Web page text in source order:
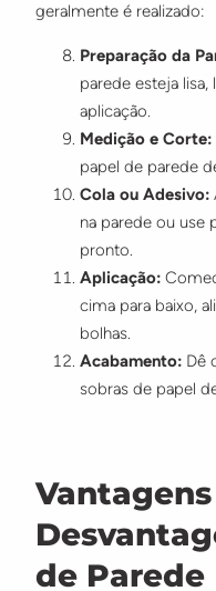
geralmente é realizado:
Preparação da
parede esteja
aplicação.
Medição e Corte:
papel de parede
Cola ou Adesivo:
na parede ou use
pronto.
Aplicação:
cima para baixo,
bolhas.
Acabamento: Dê
sobras de papel
de Parede